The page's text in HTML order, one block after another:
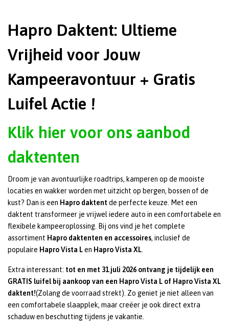
Hapro Daktent: Ultieme
Vrijheid voor Jouw
Kampeeravontuur + Gratis
Luifel Actie !
Klik hier voor ons aanbod
daktenten
Droom je van avontuurlijke roadtrips, kamperen op de mooiste
locaties en wakker worden met uitzicht op bergen, bossen of de
kust? Dan is een Hapro daktentde perfecte keuze. Met een
daktent transformeer je vrijwel iedere auto in een comfortabele en
flexibele kampeeroplossing. Bij ons vind je het complete
assortiment Hapro daktenten en accessoires, inclusief de
populaire Hapro Vista Len Hapro Vista XL.
Extra interessant: tot en met 31 juli 2026 ontvang je tijdelijk een
GRATIS luifel bij aankoop van een Hapro Vista L of Hapro Vista XL
daktent!(Zolang de voorraad strekt). Zo geniet je niet alleen van
een comfortabele slaapplek, maar creëer je ook direct extra
schaduw en beschutting tijdens je vakantie.